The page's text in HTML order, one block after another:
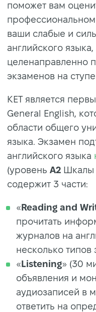
поможет вам
ваши слабые и
английского
целенаправленно
экзаменов на
KET является
General English,
области общего
языка. Экзамен
английского языка
(уровень А2 Шкалы
содержит 3 части:
« Reading and
прочитать
журналов на
несколько типов
« Listening» (30
объявления и
аудиозаписей в
ответить на